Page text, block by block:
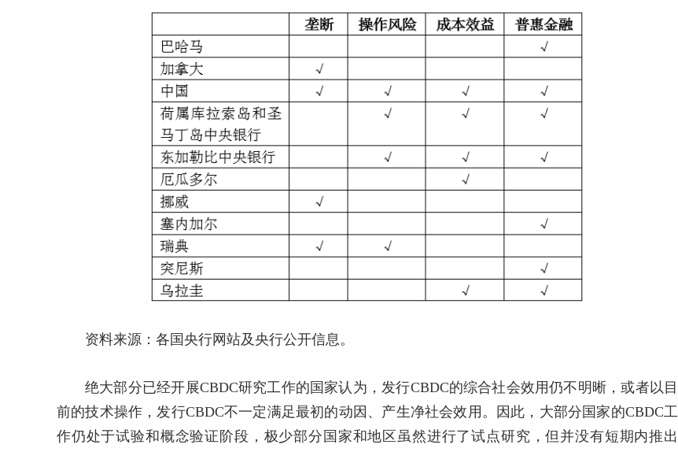
资料来源：各国央行网站及央行公开信息。
绝大部分已经开展CBDC研究工作的国家认为，发行CBDC的综合社会效用仍不明晰，或者以目
前的技术操作，发行CBDC不一定满足最初的动因、产生净社会效用。因此，大部分国家的CBDC工
作仍处于试验和概念验证阶段，极少部分国家和地区虽然进行了试点研究，但并没有短期内推出